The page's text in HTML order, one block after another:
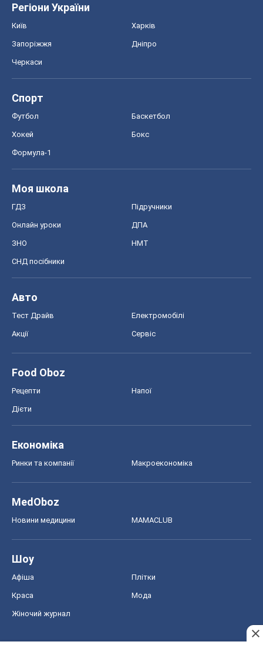
Регіони України
Київ Харків
Запоріжжя Дніпро
Черкаси
Спорт
Футбол Баскетбол
Хокей Бокс
Формула-1
Моя школа
ГДЗ Підручники
Онлайн уроки ДПА
ЗНО НМТ
СНД посібники
Авто
Тест Драйв Електромобілі
Акції Сервіс
Food Oboz
Рецепти Напої
Дієти
Економіка
Ринки та компанії Макроекономіка
MedOboz
Новини медицини MAMACLUB
Шоу
Афіша Плітки
Краса Мода
Жіночий журнал